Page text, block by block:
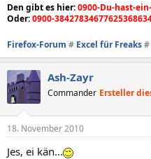
Den gibt es hier:0900-Du-hast-
Oder:0900-
Firefox-Forum # Excel für Freaks#
Ash-Zayr
Commander Ersteller
18. November 2010
Jes, ei kän...